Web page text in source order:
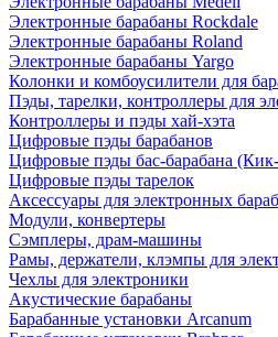
Электронные барабаны Rockdale
Электронные барабаны Roland
Электронные барабаны Yargo
Колонки и комбоусилители для
Пэды, тарелки, контроллеры для
Контроллеры и пэды хай-хэта
Цифровые пэды барабанов
Цифровые пэды бас-барабана
Цифровые пэды тарелок
Аксессуары для электронных
Модули, конвертеры
Сэмплеры, драм-машины
Рамы, держатели, клэмпы для
Чехлы для электроники
Акустические барабаны
Барабанные установки Arcanum